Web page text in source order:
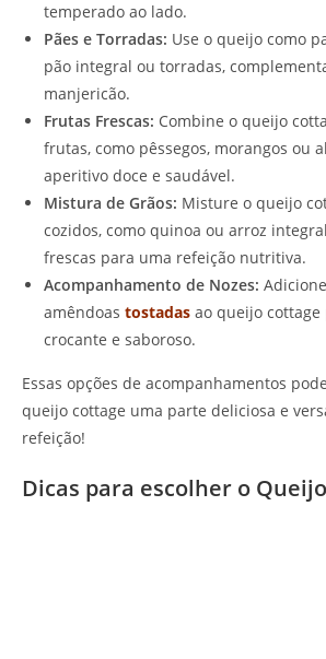
temperado ao lado.
Pães e Torradas: Use o queijo como
pão integral ou torradas,
manjericão.
Frutas Frescas: Combine o queijo
frutas, como pêssegos, morangos ou
aperitivo doce e saudável.
Mistura de Grãos: Misture o queijo
cozidos, como quinoa ou arroz
frescas para uma refeição nutritiva.
Acompanhamento de Nozes:
amêndoas tostadas ao queijo
crocante e saboroso.
Essas opções de acompanhamentos
queijo cottage uma parte deliciosa e
refeição!
Dicas para escolher o